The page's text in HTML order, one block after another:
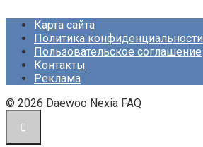
Карта сайта
Политика конфиденциальности
Пользовательское соглашение
Контакты
Реклама
© 2026 Daewoo Nexia FAQ